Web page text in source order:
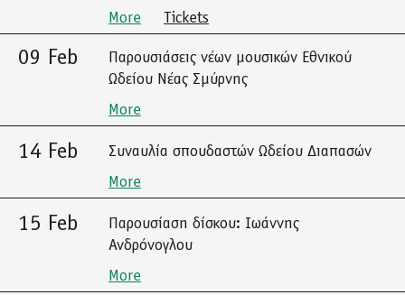
More
Tickets
09 Feb
Παρουσιάσεις νέων μουσικών Εθνικού
Ωδείου Νέας Σμύρνης
More
14 Feb
Συναυλία σπουδαστών Ωδείου Διαπασών
More
15 Feb
Παρουσίαση δίσκου: Ιωάννης
Ανδρόνογλου
More